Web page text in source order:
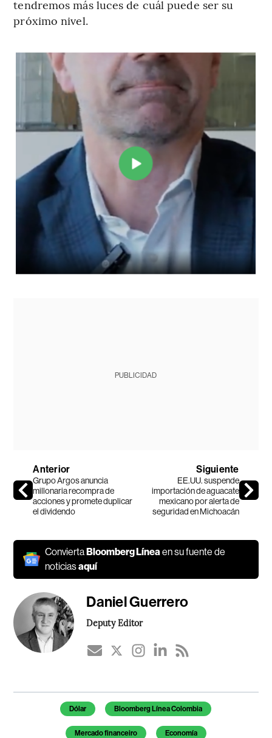
tendremos más luces de cuál puede ser su
próximo nivel.
PUBLICIDAD
Anterior
Grupo Argos anuncia
millonaria recompra de
acciones y promete duplicar
el dividendo
Siguiente
EE.UU. suspende
importación de aguacate
mexicano por alerta de
seguridad en Michoacán
ConviertaBloomberg Línea en su fuente de
noticiasaquí
Daniel Guerrero
Deputy Editor
Temas de este artículo
Dólar Bloomberg Línea Colombia
Mercado financeiro Economía